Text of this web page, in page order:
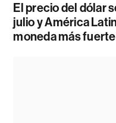
El precio del dólar
julio y América
moneda más